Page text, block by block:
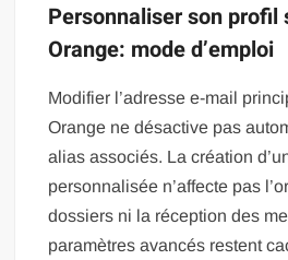
Personnaliser son profil
Orange: mode d’emploi
Modifier l’adresse e-mail
Orange ne désactive pas
alias associés. La création
personnalisée n’affecte pas
dossiers ni la réception des
paramètres avancés restent